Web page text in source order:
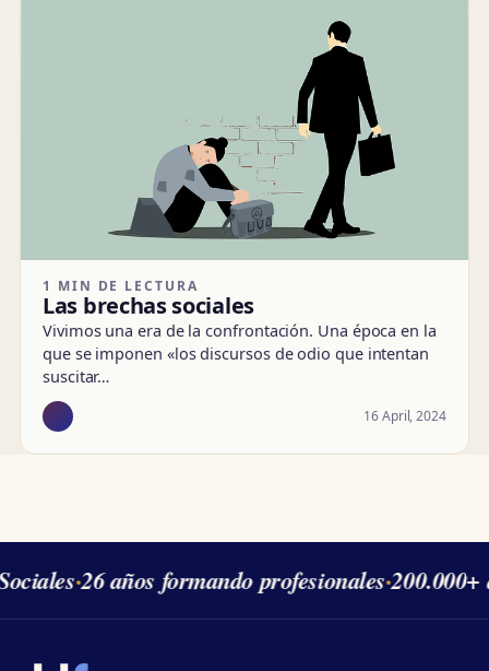
1 MIN DE LECTURA
Las brechas sociales
Vivimos una era de la confrontación. Una época en la
que se imponen «los discursos de odio que intentan
suscitar…
16 April, 2024
·26 años formando profesionales·200.000+